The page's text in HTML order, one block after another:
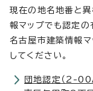
現在の地名地番と異
報マップでも認定の
名古屋市建築情報マ
してください。
団地認定（2-